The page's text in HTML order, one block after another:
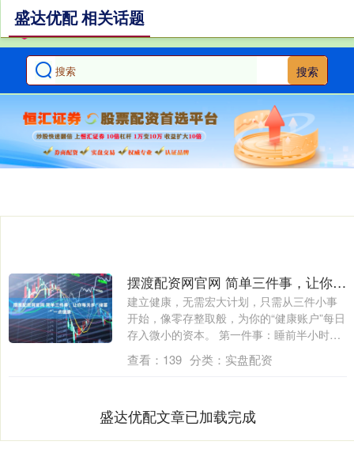
搜索
盛达优配 相关话题
摆渡配资网官网 简单三件事，让你每天多“储蓄”一点健康
建立健康，无需宏大计划，只需从三件小事
开始，像零存整取般，为你的“健康账户”每日
存入微小的资本。 第一件事：睡前半小时
的....
查看： 139 分类： 实盘配资
盛达优配文章已加载完成